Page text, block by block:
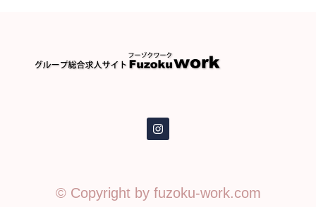
© Copyright by fuzoku-work.com